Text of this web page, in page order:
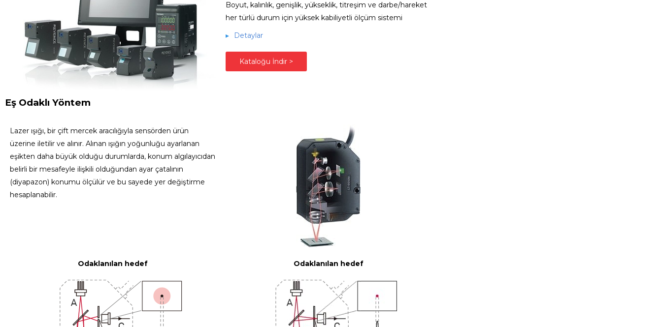
Boyut, kalınlık, genişlik, yükseklik, titreşim ve darbe/hareket
her türlü durum için yüksek kabiliyetli ölçüm sistemi
▸
Detaylar
Kataloğu İndir >
Eş Odaklı Yöntem
Lazer ışığı, bir çift mercek aracılığıyla sensörden ürün
üzerine iletilir ve alınır. Alınan ışığın yoğunluğu ayarlanan
eşikten daha büyük olduğu durumlarda, konum algılayıcıdan
belirli bir mesafeyle ilişkili olduğundan ayar çatalının
(diyapazon) konumu ölçülür ve bu sayede yer değiştirme
hesaplanabilir.
Odaklanılan hedef Odaklanılan hedef